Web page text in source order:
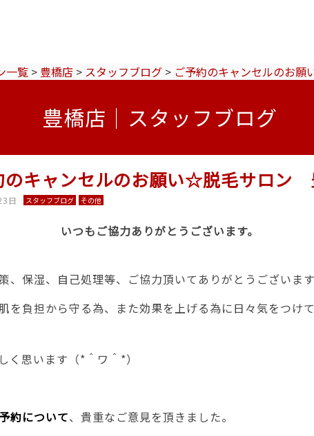
一覧 > 豊橋店 > スタッフブログ > ご予約のキャンセルのお
豊橋店｜スタッフブログ
のキャンセルのお願い☆脱毛サロン
日 スタッフブログ その他
いつもご協力ありがとうございます。
、保湿、自己処理等、ご協力頂いてありがとうございま
を負担から守る為、また効果を上げる為に日々気をつけ
く思います（*＾ワ＾*）
約について、貴重なご意見を頂きました。